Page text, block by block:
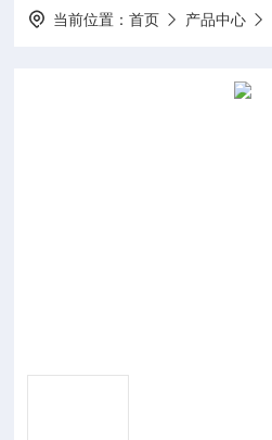
当前位置：首页 产品中心